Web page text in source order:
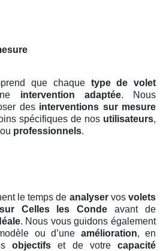
que chaque type de volet
intervention adaptée. Nous
des interventions sur mesure
spécifiques de nos utilisateurs,
ou professionnels.
le temps de analyservos volets
sur Celles les Condeavant de
. Nous vous guidons également
ou d’une amélioration, en
objectifs et de votre capacité